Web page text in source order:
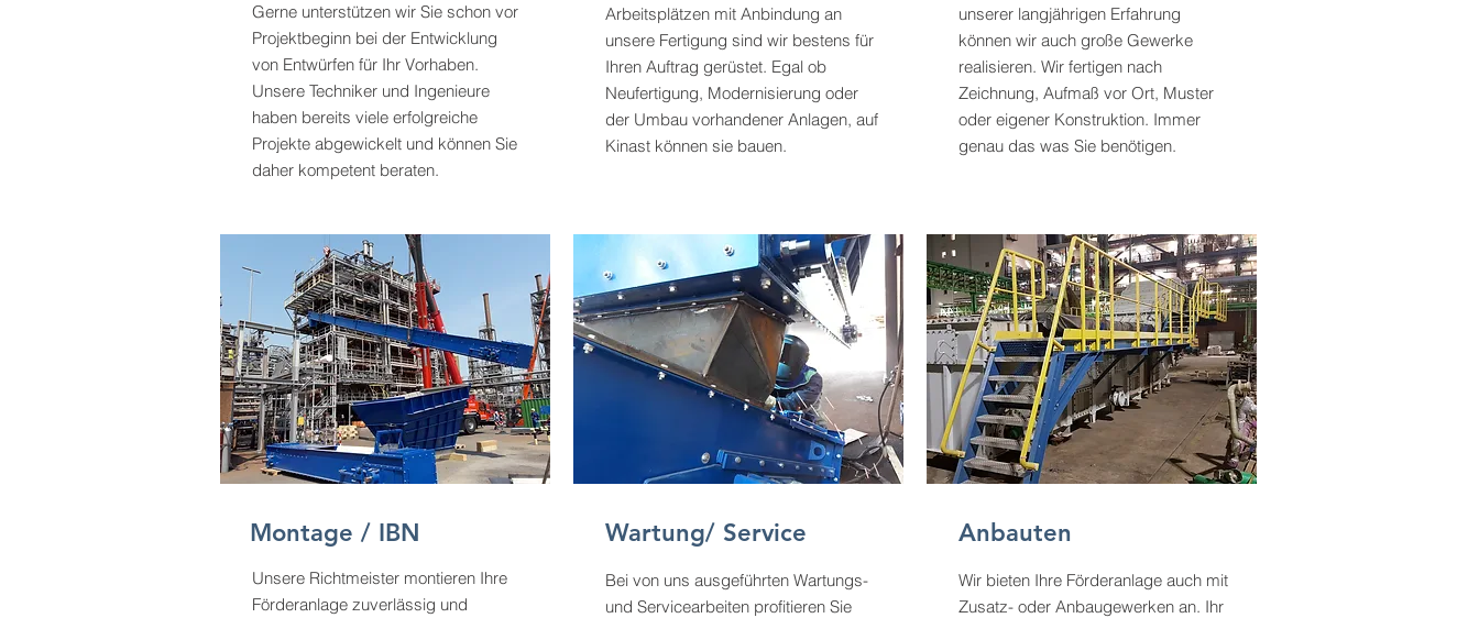
Gerne unterstützen wir Sie schon vor
Projektbeginn bei der Entwicklung
von Entwürfen für Ihr Vorhaben.
Unsere Techniker und Ingenieure
haben bereits viele erfolgreiche
Projekte abgewickelt und können Sie
daher kompetent beraten.
Montage / IBN
Unsere Richtmeister montieren Ihre
Förderanlage zuverlässig und
Arbeitsplätzen mit Anbindung an
unsere Fertigung sind wir bestens für
Ihren Auftrag gerüstet. Egal ob
Neufertigung, Modernisierung oder
der Umbau vorhandener Anlagen, auf
Kinast können sie bauen.
Wartung/ Service
Bei von uns ausgeführten Wartungs-
und Servicearbeiten profitieren Sie
unserer langjährigen Erfahrung
können wir auch große Gewerke
realisieren. Wir fertigen nach
Zeichnung, Aufmaß vor Ort, Muster
oder eigener Konstruktion. Immer
genau das was Sie benötigen.
Anbauten
Wir bieten Ihre Förderanlage auch mit
Zusatz- oder Anbaugewerken an. Ihr